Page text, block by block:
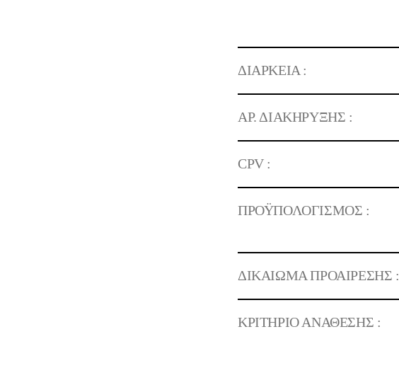
ΔΙΑΡΚΕΙΑ :
ΑΡ. ΔΙΑΚΗΡΥΞΗΣ :
CPV :
ΠΡΟΫΠΟΛΟΓΙΣΜΟΣ :
ΔΙΚΑΙΩΜΑ ΠΡΟΑΙΡΕΣΗΣ :
ΚΡΙΤΗΡΙΟ ΑΝΑΘΕΣΗΣ :